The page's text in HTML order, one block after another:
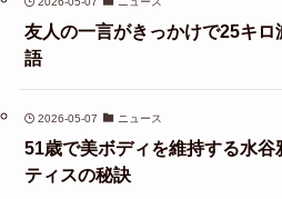
友人の一言がきっかけで25キ
語
2026-05-07 ニュース
51歳で美ボディを維持する水谷
ティスの秘訣